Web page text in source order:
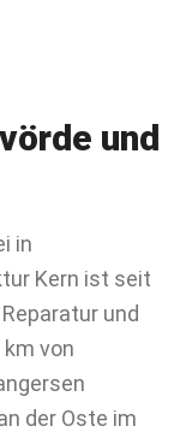
und
in
Kern ist seit
und
von
der Oste im